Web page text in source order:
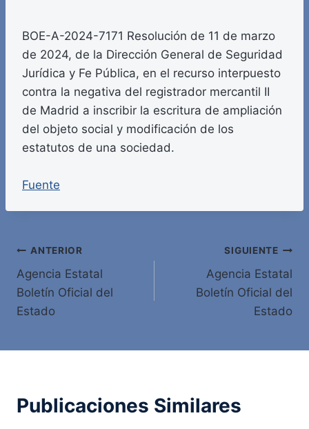
BOE-A-2024-7171 Resolución de 11 de marzo
de 2024, de la Dirección General de Seguridad
Jurídica y Fe Pública, en el recurso interpuesto
contra la negativa del registrador mercantil II
de Madrid a inscribir la escritura de ampliación
del objeto social y modificación de los
estatutos de una sociedad.
Fuente
Navegación
de
entradas
ANTERIOR
Agencia Estatal
Boletín Oficial del
Estado
SIGUIENTE
Agencia Estatal
Boletín Oficial del
Estado
Publicaciones Similares